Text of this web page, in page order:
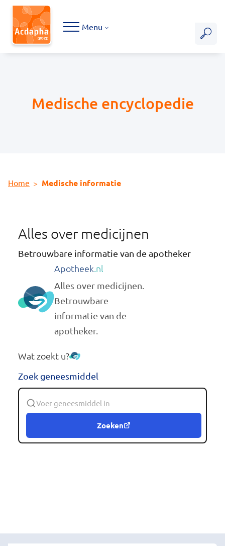
Hoofdmenu
Menu
Home Medische informatie
Medische encyclopedie
Alles over medicijnen
Betrouwbare informatie van de apotheker
Apotheek.nl
Alles over medicijnen.
Betrouwbare
informatie van de
apotheker.
Wat zoekt u?
Zoek geneesmiddel
Zoeken